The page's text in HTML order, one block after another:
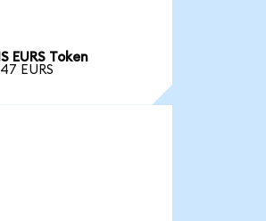
EURS Token
EURS